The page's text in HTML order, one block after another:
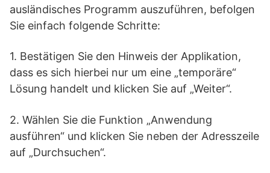
ausländisches Programm auszuführen, befolgen
Sie einfach folgende Schritte:
1. Bestätigen Sie den Hinweis der Applikation,
dass es sich hierbei nur um eine „temporäre“
Lösung handelt und klicken Sie auf „Weiter“.
2. Wählen Sie die Funktion „Anwendung
ausführen“ und klicken Sie neben der Adresszeile
auf „Durchsuchen“.